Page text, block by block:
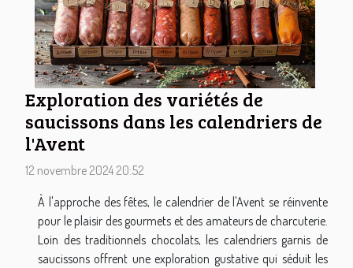
Exploration des variétés de
saucissons dans les calendriers de
l'Avent
12 novembre 2024 20:52
À l'approche des fêtes, le calendrier de l'Avent se réinvente
pour le plaisir des gourmets et des amateurs de charcuterie.
Loin des traditionnels chocolats, les calendriers garnis de
saucissons offrent une exploration gustative qui séduit les